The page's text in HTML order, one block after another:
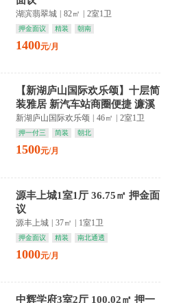
湖滨翡翠城 | 82㎡ | 2室1卫
押金面议 精装 朝南
1400元/月
【新湖庐山国际欢乐颂】十层简
装雅居 新汽车站商圈便捷 濂溪
区生活新篇章
新湖庐山国际欢乐颂 46㎡ 2室1卫
押一付三 简装 朝北
1500元/月
源丰上城1室1厅 36.75㎡ 押金面
议
源丰上城 | 37㎡ | 1室1卫
押金面议 精装 南北通透
1000元/月
中辉学府3室2厅 100.02㎡ 押一